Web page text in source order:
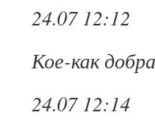
24.07 12:12
Кое-как
24.07 12:14